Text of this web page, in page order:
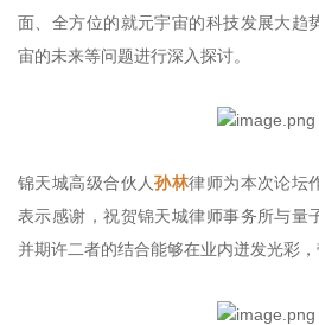
面、全方位的就元宇宙的科技发展大趋
宙的未来等问题进行深入探讨。
锦天城高级合伙人孙林律师为本次论坛
表示感谢，祝贺锦天城律师事务所与量
并期许二者的结合能够在业内迸发光彩，